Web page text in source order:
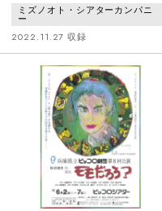
は、過去、男に受けた被害の苦し
ネット上の仮想世界で悪い男を探
た。ある日出会った男に恋をする
が、男は仮想世界でのみ生きてい
る事実を知り、女はいかに自分も
仮想でのみ生きられるのか試行錯
誤する。技術が進歩した先におい
ても変わらぬ人の葛藤を描く、歌
と朗読と生
ミズノオト・シアターカンパニ
ー
2022.11.27 収録